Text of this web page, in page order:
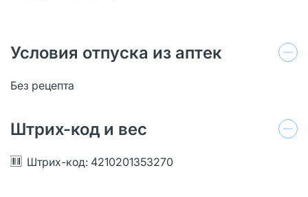
Условия отпуска из аптек
Без рецепта
Штрих-код и вес
Штрих-код: 4210201353270